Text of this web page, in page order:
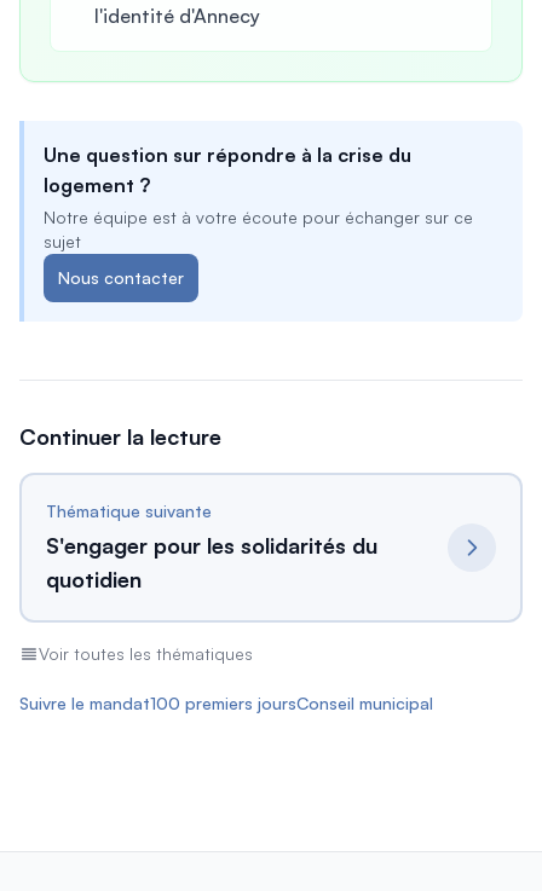
l'identité d'Annecy
Une question sur répondre à la crise du
logement ?
Notre équipe est à votre écoute pour échanger sur ce
sujet
Nous contacter
Continuer la lecture
Thématique suivante
S'engager pour les solidarités du
quotidien
Voir toutes les thématiques
Suivre le mandat100 premiers joursConseil municipal